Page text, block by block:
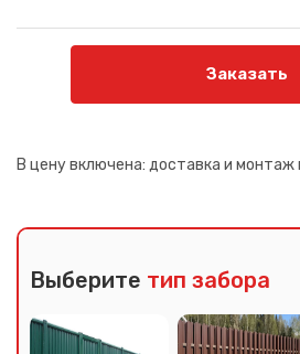
Заказать
В цену включена: доставка и монтаж
Выберите тип забора